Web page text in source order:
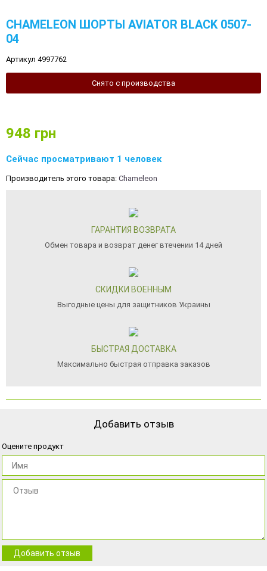
CHAMELEON ШОРТЫ AVIATOR BLACK 0507-
04
Артикул 4997762
Снято с производства
948 грн
Сейчас просматривают 1 человек
Производитель этого товара: Chameleon
ГАРАНТИЯ ВОЗВРАТА
Обмен товара и возврат денег втечении 14 дней
СКИДКИ ВОЕННЫМ
Выгодные цены для защитников Украины
БЫСТРАЯ ДОСТАВКА
Максимально быстрая отправка заказов
Добавить отзыв
Оцените продукт
Добавить отзыв